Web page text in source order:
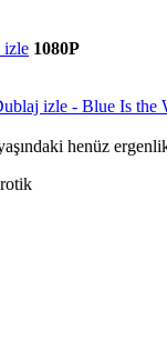
izle 1080P
izle - Blue Is the
henüz